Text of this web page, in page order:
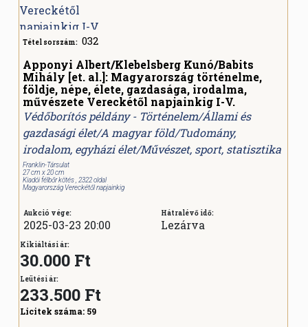
Tétel sorszám: 032
Apponyi Albert/Klebelsberg Kunó/Babits
Mihály [et. al.]: Magyarország történelme,
földje, népe, élete, gazdasága, irodalma,
művészete Vereckétől napjainkig I-V.
Védőborítós példány - Történelem/Állami és
gazdasági élet/A magyar föld/Tudomány,
irodalom, egyházi élet/Művészet, sport, statisztika
Franklin-Társulat
27 cm x 20 cm
Kiadói félbőr kötés , 2322 oldal
Magyarország Vereckétől napjainkig
Aukció vége:
2025-03-23 20:00
Hátralévő idő:
Lezárva
Kikiáltási ár:
30.000 Ft
Leütési ár:
233.500 Ft
Licitek száma: 59